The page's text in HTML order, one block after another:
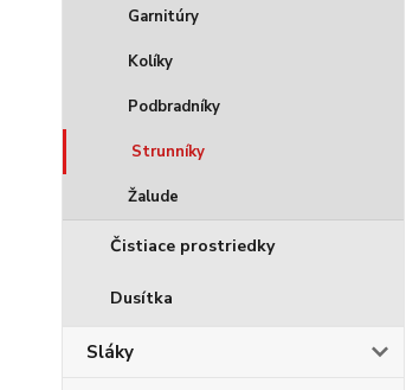
Garnitúry
Kolíky
Podbradníky
Strunníky
Žalude
Čistiace prostriedky
Dusítka
Sláky